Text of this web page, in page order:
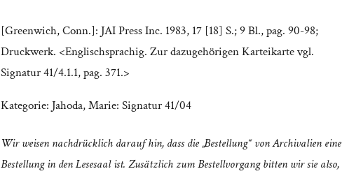
[Greenwich, Conn.]: JAI Press Inc. 1983, 17 [18] S.; 9 Bl., pag. 90-98;
Druckwerk. <Englischsprachig. Zur dazugehörigen Karteikarte vgl.
Signatur 41/4.1.1, pag. 371.>
Kategorie: Jahoda, Marie: Signatur 41/04
Wir weisen nachdrücklich darauf hin, dass die „Bestellung“ von Archivalien eine
Bestellung in den Lesesaal ist. Zusätzlich zum Bestellvorgang bitten wir sie also,